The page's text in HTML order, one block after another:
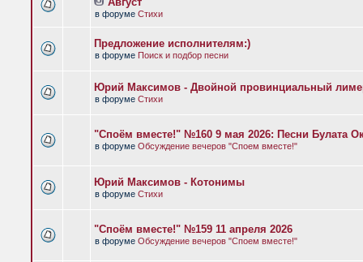
в форуме Стихи
Предложение исполнителям:)
в форуме Поиск и подбор песни
Юрий Максимов - Двойной провинциальный
в форуме Стихи
"Споём вместе!" №160 9 мая 2026: Песни Булата
в форуме Обсуждение вечеров "Споем вместе!"
Юрий Максимов - Котонимы
в форуме Стихи
"Споём вместе!" №159 11 апреля 2026
в форуме Обсуждение вечеров "Споем вместе!"